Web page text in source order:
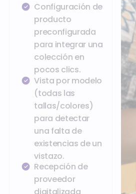
Configuración de
producto
preconfigurada
para integrar una
colección en
pocos clics.
Vista por modelo
(todas las
tallas/colores)
para detectar
una falta de
existencias de un
vistazo.
Recepción de
proveedor